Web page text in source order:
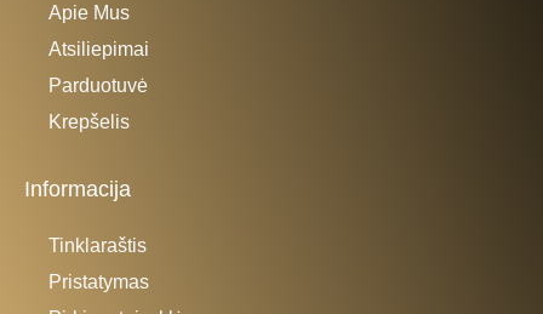
Apie Mus
Atsiliepimai
Parduotuvė
Krepšelis
Informacija
Tinklaraštis
Pristatymas